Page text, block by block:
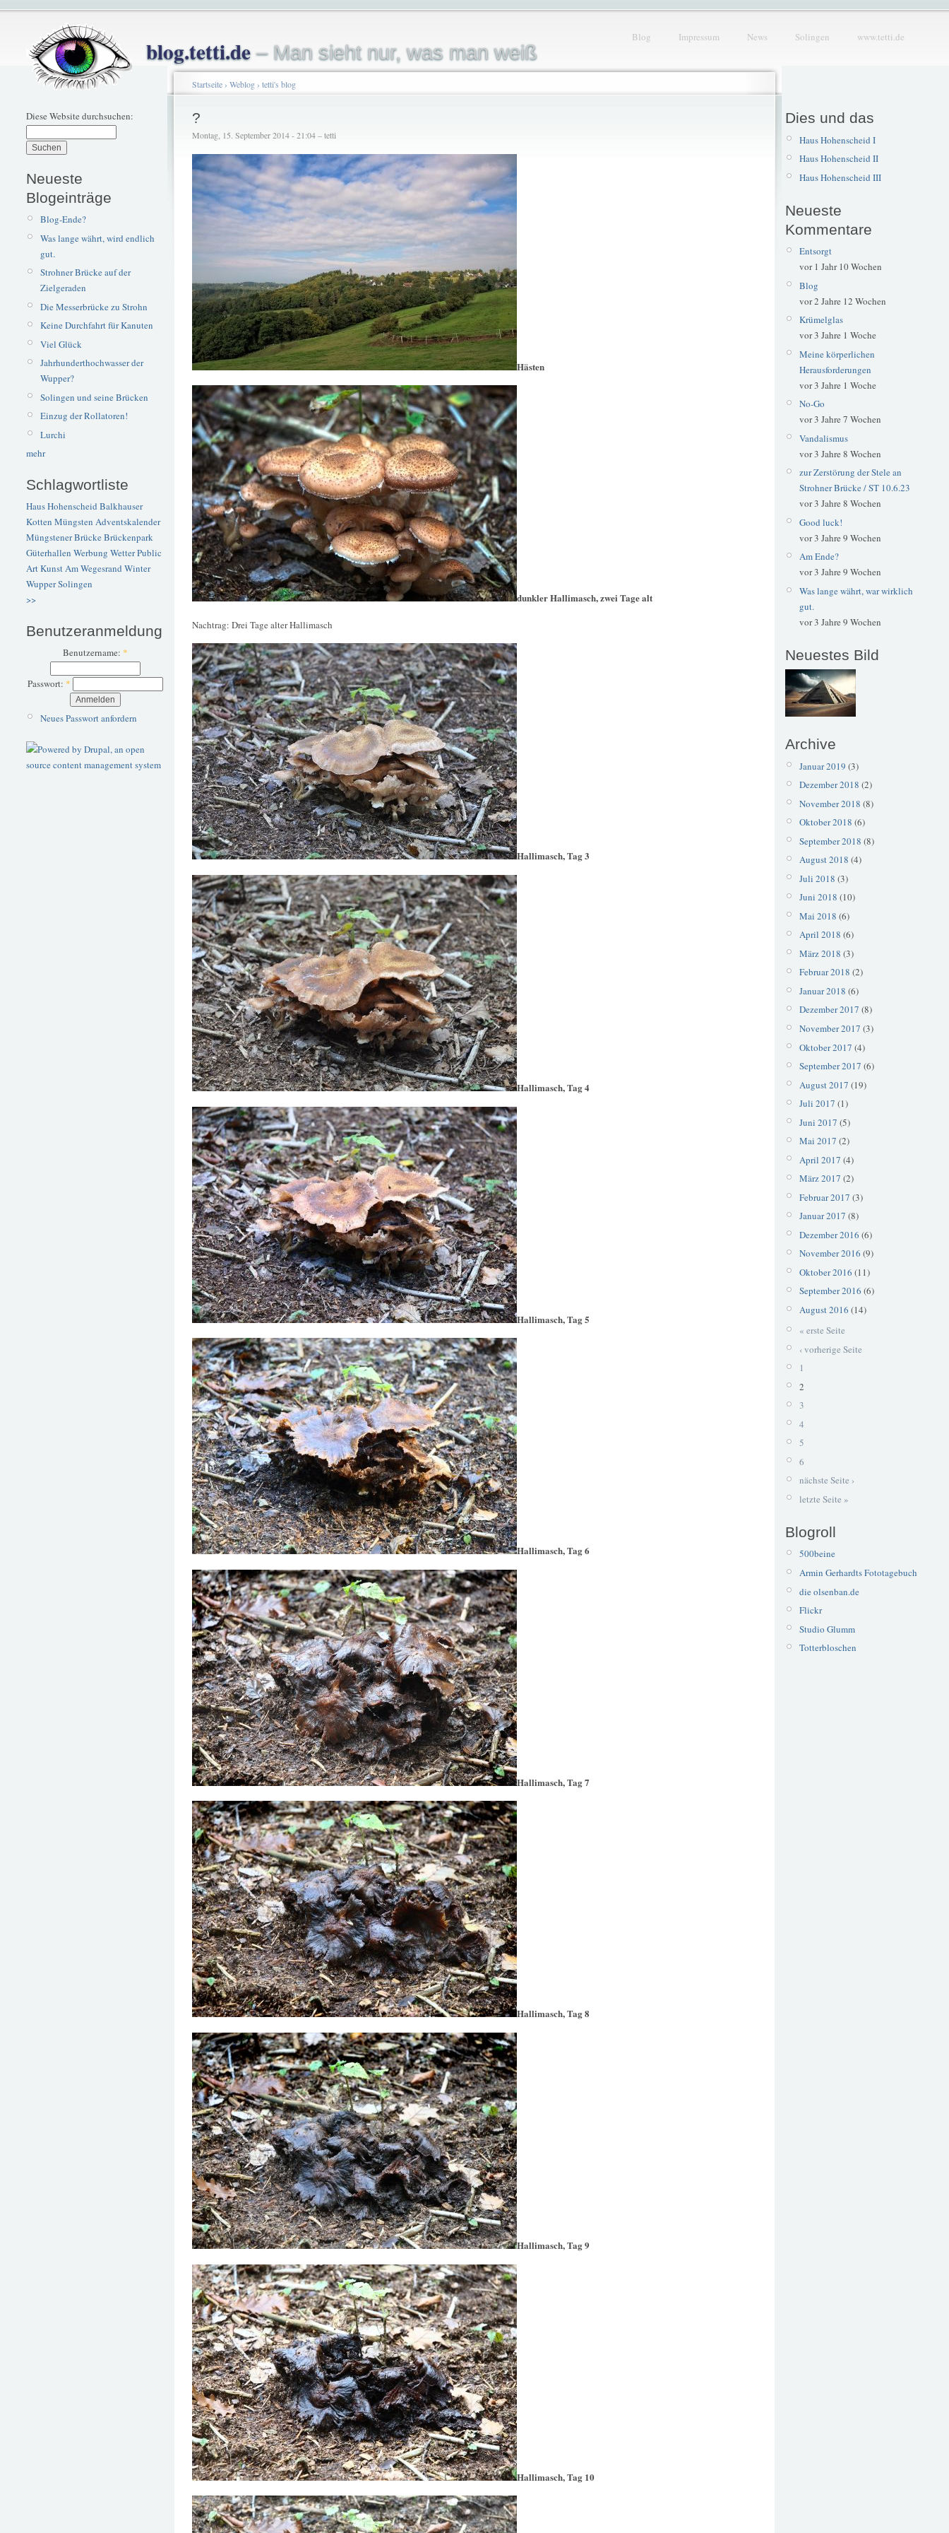
blog.tetti.de– Man sieht nur, was man weiß
Blog Impressum News Solingen www.tetti.de
Diese Website durchsuchen:
Neueste
Blogeinträge
Blog-Ende?
Was lange währt, wird endlich
gut.
Strohner Brücke auf der
Zielgeraden
Die Messerbrücke zu Strohn
Keine Durchfahrt für Kanuten
Viel Glück
Jahrhunderthochwasser der
Wupper?
Solingen und seine Brücken
Einzug der Rollatoren!
Lurchi
mehr
Schlagwortliste
Haus Hohenscheid Balkhauser
Kotten Müngsten Adventskalender
Müngstener BrückeBrückenpark
Güterhallen Werbung WetterPublic
ArtKunstAm Wegesrand Winter
WupperSolingen
>>
Benutzeranmeldung
Benutzername: *
Passwort: *
Neues Passwort anfordern
Startseite› Weblog› tetti's blog
?
Montag, 15. September 2014 - 21:04 – tetti
Hästen
dunkler Hallimasch, zwei Tage alt
Nachtrag: Drei Tage alter Hallimasch
Hallimasch, Tag 3
Hallimasch, Tag 4
Hallimasch, Tag 5
Hallimasch, Tag 6
Hallimasch, Tag 7
Hallimasch, Tag 8
Hallimasch, Tag 9
Hallimasch, Tag 10
Dies und das
Haus Hohenscheid I
Haus Hohenscheid II
Haus Hohenscheid III
Neueste
Kommentare
Entsorgt
vor 1 Jahr 10 Wochen
Blog
vor 2 Jahre 12 Wochen
Krümelglas
vor 3 Jahre 1 Woche
Meine körperlichen
Herausforderungen
vor 3 Jahre 1 Woche
No-Go
vor 3 Jahre 7 Wochen
Vandalismus
vor 3 Jahre 8 Wochen
zur Zerstörung der Stele an
Strohner Brücke / ST 10.6.23
vor 3 Jahre 8 Wochen
Good luck!
vor 3 Jahre 9 Wochen
Am Ende?
vor 3 Jahre 9 Wochen
Was lange währt, war wirklich
gut.
vor 3 Jahre 9 Wochen
Neuestes Bild
Archive
Januar 2019 (3)
Dezember 2018 (2)
November 2018 (8)
Oktober 2018 (6)
September 2018 (8)
August 2018 (4)
Juli 2018 (3)
Juni 2018 (10)
Mai 2018 (6)
April 2018 (6)
März 2018 (3)
Februar 2018 (2)
Januar 2018 (6)
Dezember 2017 (8)
November 2017 (3)
Oktober 2017 (4)
September 2017 (6)
August 2017 (19)
Juli 2017 (1)
Juni 2017 (5)
Mai 2017 (2)
April 2017 (4)
März 2017 (2)
Februar 2017 (3)
Januar 2017 (8)
Dezember 2016 (6)
November 2016 (9)
Oktober 2016 (11)
September 2016 (6)
August 2016 (14)
« erste Seite
‹ vorherige Seite
1
2
3
4
5
6
nächste Seite ›
letzte Seite »
Blogroll
500beine
Armin Gerhardts Fototagebuch
die olsenban.de
Flickr
Studio Glumm
Totterbloschen